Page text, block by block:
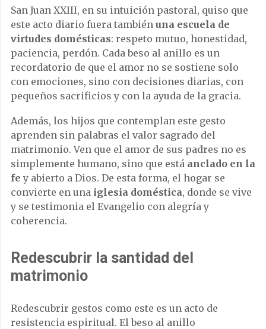
San Juan XXIII, en su intuición pastoral, quiso que
este acto diario fuera también una escuela de
virtudes domésticas: respeto mutuo, honestidad,
paciencia, perdón. Cada beso al anillo es un
recordatorio de que el amor no se sostiene solo
con emociones, sino con decisiones diarias, con
pequeños sacrificios y con la ayuda de la gracia.
Además, los hijos que contemplan este gesto
aprenden sin palabras el valor sagrado del
matrimonio. Ven que el amor de sus padres no es
simplemente humano, sino que está anclado en la
fe y abierto a Dios. De esta forma, el hogar se
convierte en una iglesia doméstica, donde se vive
y se testimonia el Evangelio con alegría y
coherencia.
Redescubrir la santidad del
matrimonio
Redescubrir gestos como este es un acto de
resistencia espiritual. El beso al anillo